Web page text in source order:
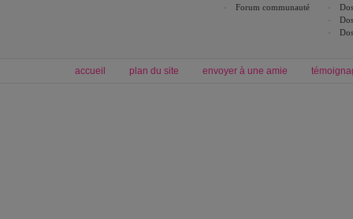
Forum communauté
accueil plan du site envoyer à une amie